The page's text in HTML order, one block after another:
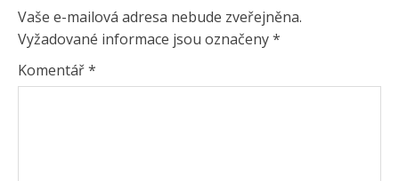
Vaše e-mailová adresa nebude zveřejněna.
Vyžadované informace jsou označeny*
Komentář*